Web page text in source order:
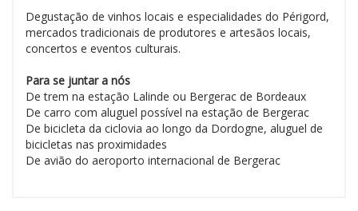
Degustação de vinhos locais e especialidades do Périgord,
mercados tradicionais de produtores e artesãos locais,
concertos e eventos culturais.
Para se juntar a nós
De trem na estação Lalinde ou Bergerac de Bordeaux
De carro com aluguel possível na estação de Bergerac
De bicicleta da ciclovia ao longo da Dordogne, aluguel de
bicicletas nas proximidades
De avião do aeroporto internacional de Bergerac